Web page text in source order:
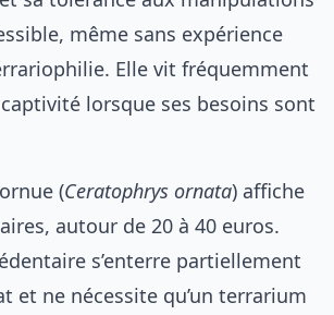
même sans expérience
Elle vit fréquemment
lorsque ses besoins sont
(Ceratophrys ornata) affiche
autour de 20 à 40 euros.
s’enterre partiellement
et ne nécessite qu’un terrarium